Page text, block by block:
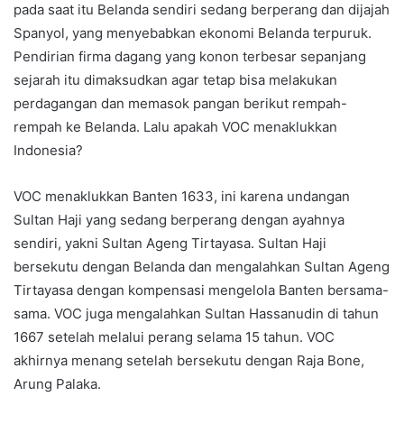
pada saat itu Belanda sendiri sedang berperang dan dijajah
Spanyol, yang menyebabkan ekonomi Belanda terpuruk.
Pendirian firma dagang yang konon terbesar sepanjang
sejarah itu dimaksudkan agar tetap bisa melakukan
perdagangan dan memasok pangan berikut rempah-
rempah ke Belanda. Lalu apakah VOC menaklukkan
Indonesia?
VOC menaklukkan Banten 1633, ini karena undangan
Sultan Haji yang sedang berperang dengan ayahnya
sendiri, yakni Sultan Ageng Tirtayasa. Sultan Haji
bersekutu dengan Belanda dan mengalahkan Sultan Ageng
Tirtayasa dengan kompensasi mengelola Banten bersama-
sama. VOC juga mengalahkan Sultan Hassanudin di tahun
1667 setelah melalui perang selama 15 tahun. VOC
akhirnya menang setelah bersekutu dengan Raja Bone,
Arung Palaka.